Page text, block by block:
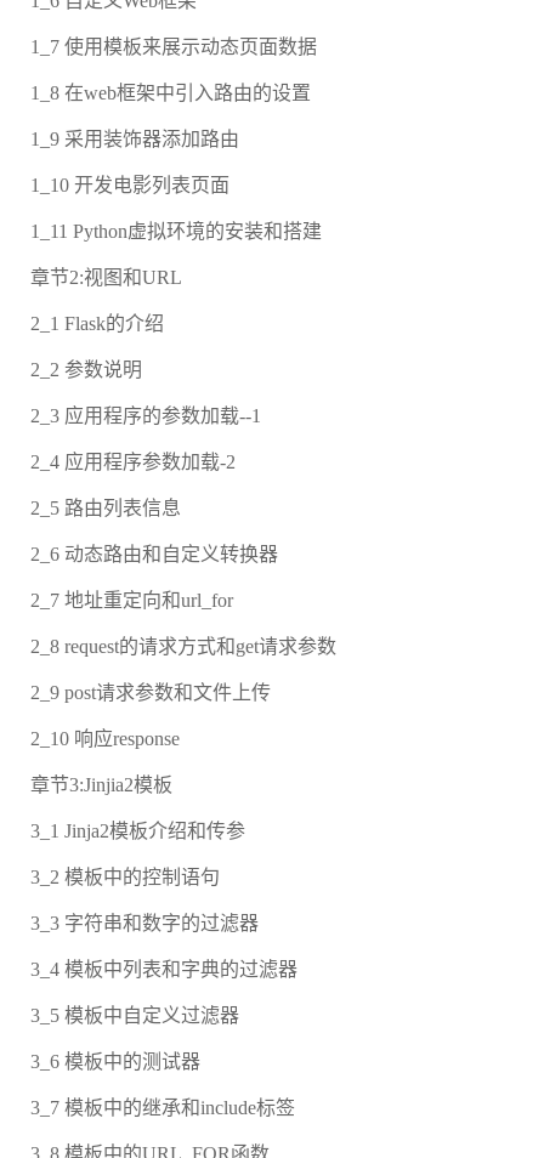
1_7 使用模板来展示动态页面数据
1_8 在web框架中引入路由的设置
1_9 采用装饰器添加路由
1_10 开发电影列表页面
1_11 Python虚拟环境的安装和搭建
章节2:视图和URL
2_1 Flask的介绍
2_2 参数说明
2_3 应用程序的参数加载--1
2_4 应用程序参数加载-2
2_5 路由列表信息
2_6 动态路由和自定义转换器
2_7 地址重定向和url_for
2_8 request的请求方式和get请求参数
2_9 post请求参数和文件上传
2_10 响应response
章节3:Jinjia2模板
3_1 Jinja2模板介绍和传参
3_2 模板中的控制语句
3_3 字符串和数字的过滤器
3_4 模板中列表和字典的过滤器
3_5 模板中自定义过滤器
3_6 模板中的测试器
3_7 模板中的继承和include标签